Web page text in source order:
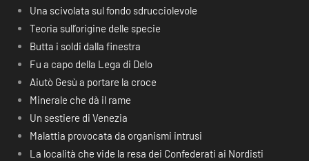
Una scivolata sul fondo sdrucciolevole
Teoria sull’origine delle specie
Butta i soldi dalla finestra
Fu a capo della Lega di Delo
Aiutò Gesù a portare la croce
Minerale che dà il rame
Un sestiere di Venezia
Malattia provocata da organismi intrusi
La località che vide la resa dei Confederati ai Nordisti